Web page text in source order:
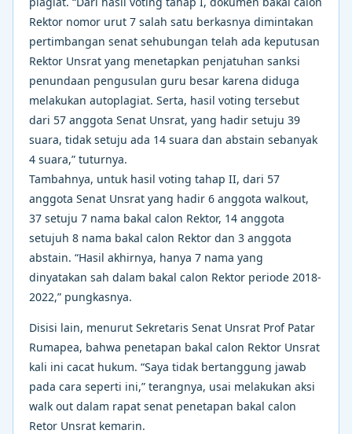
Rektor nomor urut 7 salah satu berkasnya dimintakan
pertimbangan senat sehubungan telah ada keputusan
Rektor Unsrat yang menetapkan penjatuhan sanksi
penundaan pengusulan guru besar karena diduga
melakukan autoplagiat. Serta, hasil voting tersebut
dari 57 anggota Senat Unsrat, yang hadir setuju 39
suara, tidak setuju ada 14 suara dan abstain sebanyak
4 suara,” tuturnya.
Tambahnya, untuk hasil voting tahap II, dari 57
anggota Senat Unsrat yang hadir 6 anggota walkout,
37 setuju 7 nama bakal calon Rektor, 14 anggota
setujuh 8 nama bakal calon Rektor dan 3 anggota
abstain. “Hasil akhirnya, hanya 7 nama yang
dinyatakan sah dalam bakal calon Rektor periode 2018-
2022,” pungkasnya.
Disisi lain, menurut Sekretaris Senat Unsrat Prof Patar
Rumapea, bahwa penetapan bakal calon Rektor Unsrat
kali ini cacat hukum. “Saya tidak bertanggung jawab
pada cara seperti ini,” terangnya, usai melakukan aksi
walk out dalam rapat senat penetapan bakal calon
Retor Unsrat kemarin.